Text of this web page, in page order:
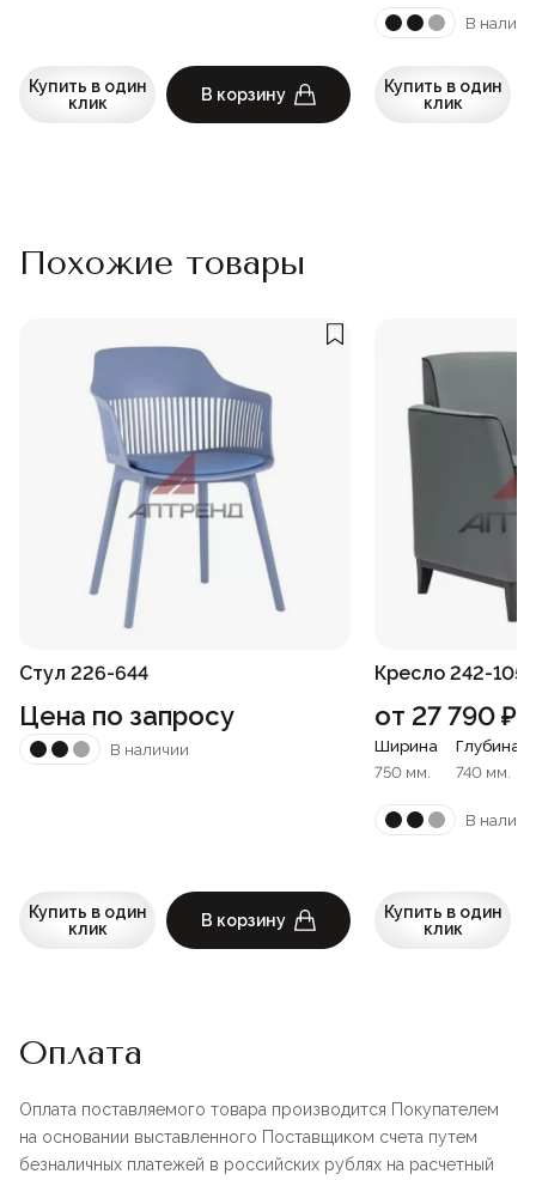
Купить в один
клик
В корзину
В
Купить в один
клик
Похожие товары
Стул 226-644
Цена по запросу
В наличии
Купить в один
клик
В корзину
Кресло 242-105
от 27 790₽
Ширина
750 мм.
Глубина
740 мм.
В
Купить в один
клик
Оплата
Оплата поставляемого товара производится Покупателем
на основании выставленного Поставщиком счета путем
безналичных платежей в российских рублях на расчетный